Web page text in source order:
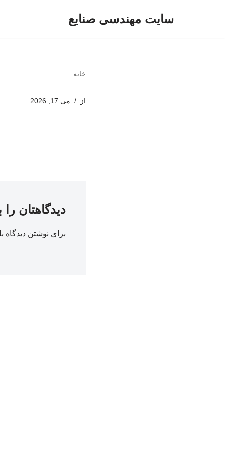
سایت مهندسی صنایع
خانه
از می 17, 2026
دیدگاهتان را
برای نوشتن دیدگاه